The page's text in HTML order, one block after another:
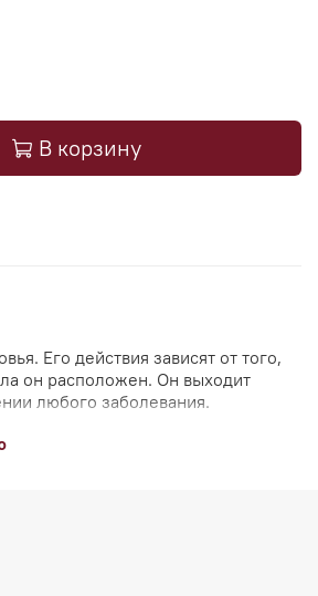
В корзину
Его действия зависят от того,
он расположен. Он выходит
любого заболевания.
успех. Также поможет
отличаться от